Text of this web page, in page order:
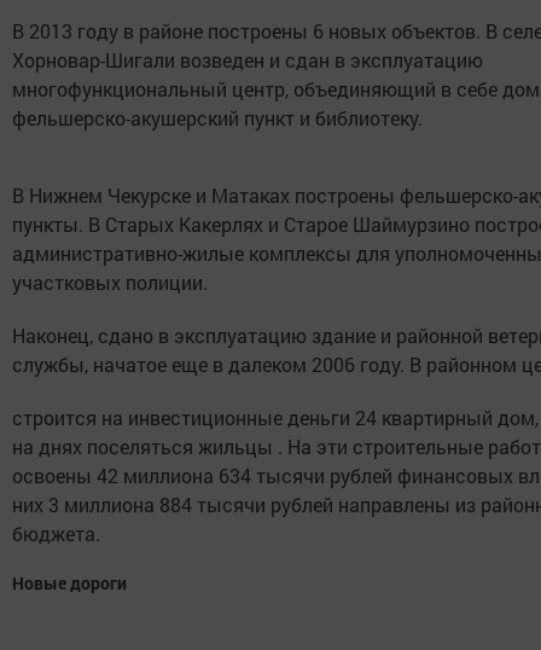
В 2013 году в районе построены 6 новых объектов. В
Хорновар-Шигали возведен и сдан в эксплуатацию
многофункциональный центр, объединяющий в себе дом
фельшерско-акушерский пункт и библиотеку.
В Нижнем Чекурске и Матаках построены фельшерско-
пункты. В Старых Какерлях и Старое Шаймурзино
административно-жилые комплексы для
участковых полиции.
Наконец, сдано в эксплуатацию здание и районной
службы, начатое еще в далеком 2006 году. В районном
строится на инвестиционные деньги 24 квартирный
на днях поселяться жильцы . На эти строительные
освоены 42 миллиона 634 тысячи рублей финансовых
них 3 миллиона 884 тысячи рублей направлены из
бюджета.
Новые дороги